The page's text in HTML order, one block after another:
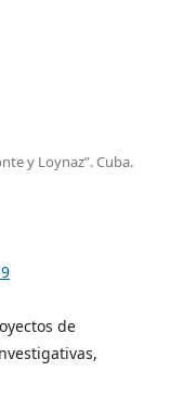
y Loynaz”. Cuba.
de